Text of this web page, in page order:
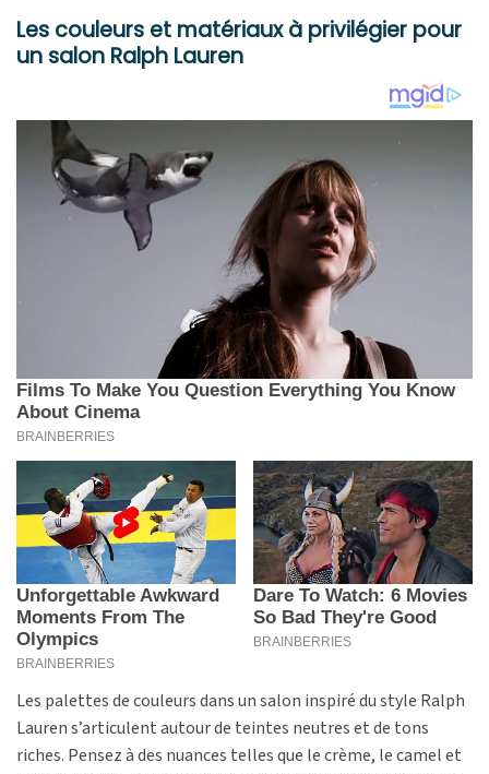
Les couleurs et matériaux à privilégier pour
un salon Ralph Lauren
Les palettes de couleurs dans un salon inspiré du style Ralph
Lauren s’articulent autour de teintes neutres et de tons
riches. Pensez à des nuances telles que le crème, le camel et